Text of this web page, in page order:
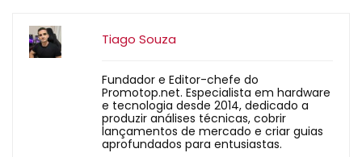
Tiago Souza
Fundador e Editor-chefe do
Promotop.net. Especialista em hardware
e tecnologia desde 2014, dedicado a
produzir análises técnicas, cobrir
lançamentos de mercado e criar guias
aprofundados para entusiastas.